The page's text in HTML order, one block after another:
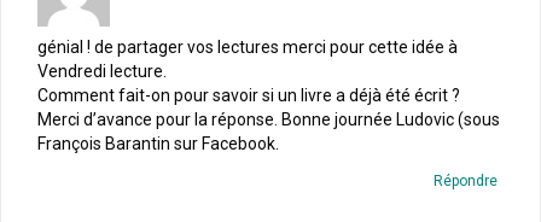
génial ! de partager vos lectures merci pour cette idée à
Vendredi lecture.
Comment fait-on pour savoir si un livre a déjà été écrit ?
Merci d’avance pour la réponse. Bonne journée Ludovic (sous
François Barantin sur Facebook.
Répondre